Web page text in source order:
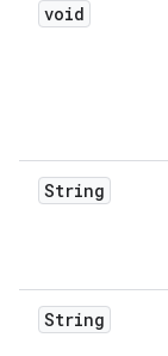
void
String
String